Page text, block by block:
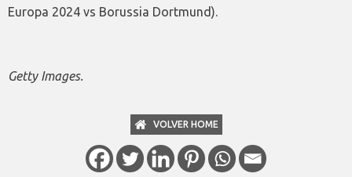
Europa 2024 vs Borussia Dortmund).
Getty Images.
VOLVER HOME